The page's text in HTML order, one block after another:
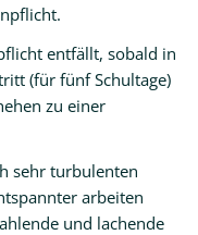
entfällt, sobald in
(für fünf Schultage)
zu einer
sehr turbulenten
arbeiten
und lachende